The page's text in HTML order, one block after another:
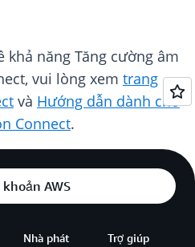
năng Tăng cường âm
vui lòng xem trang
và Hướng dẫn dành cho
Connect.
AWS
Nhà phát
Trợ giúp